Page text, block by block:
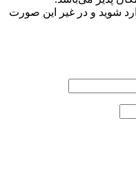
شوید و در غیر این صورت